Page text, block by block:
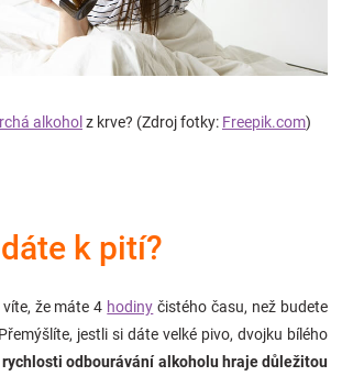
alkohol z krve? (Zdroj fotky: Freepik.com)
k pití?
že máte 4 hodiny čistého času, než budete
jestli si dáte velké pivo, dvojku bílého
rychlosti odbourávání alkoholu hraje důležitou